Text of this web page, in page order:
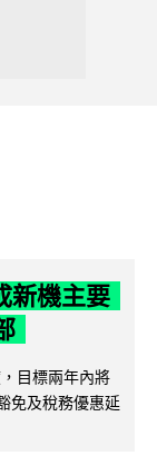
新機主要
目標兩年內將
免及稅務優惠延